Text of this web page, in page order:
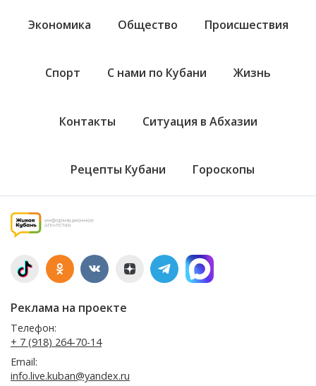
Экономика Общество Происшествия
Спорт С нами по Кубани Жизнь
Контакты Ситуация в Абхазии
Рецепты Кубани Гороскопы
Реклама на проекте
Телефон:
+ 7 (918) 264-70-14
Email:
info.live.kuban@yandex.ru